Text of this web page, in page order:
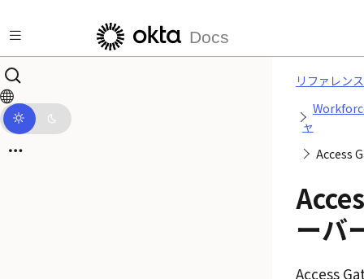
Docs
リファレン
ャ
Access
ーバ
Access